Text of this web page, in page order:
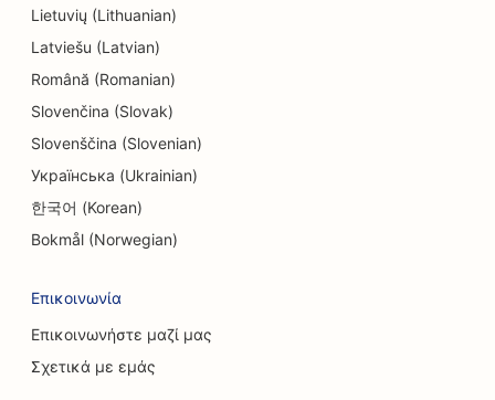
SEO για τεχνικές εταιρείες
SEO για δωμάτια απόδρασης
EO για εθνοτικά εστιατόρια
SEO για εστιατόρια Farm-to-Table
SEO για εστιατόρια γρήγορου φαγητού
SEO για χρηματοπιστωτικές υπηρεσίες
Lietuvių (Lithuanian)
Latviešu (Latvian)
Română (Romanian)
Slovenčina (Slovak)
Slovenščina (Slovenian)
Українська (Ukrainian)
한국어 (Korean)
Bokmål (Norwegian)
Επικοινωνία
Επικοινωνήστε μαζί μας
Σχετικά με εμάς